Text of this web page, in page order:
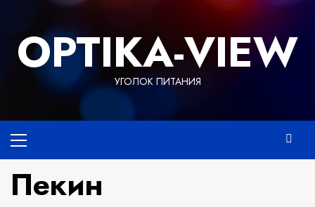
содержимому
OPTIKA-VIEW
УГОЛОК ПИТАНИЯ
меню
Пекин